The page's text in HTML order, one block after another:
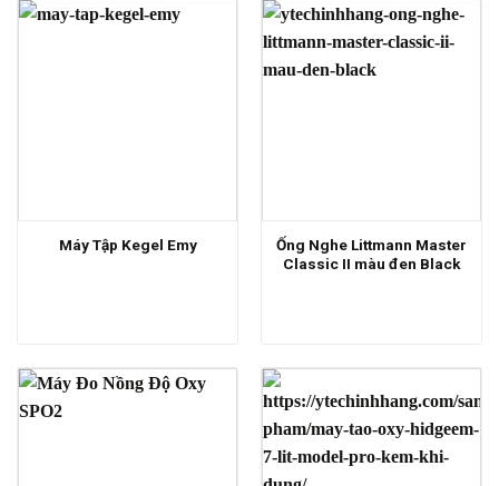
Máy Tập Kegel Emy
Ống Nghe Littmann Master
Classic II màu đen Black